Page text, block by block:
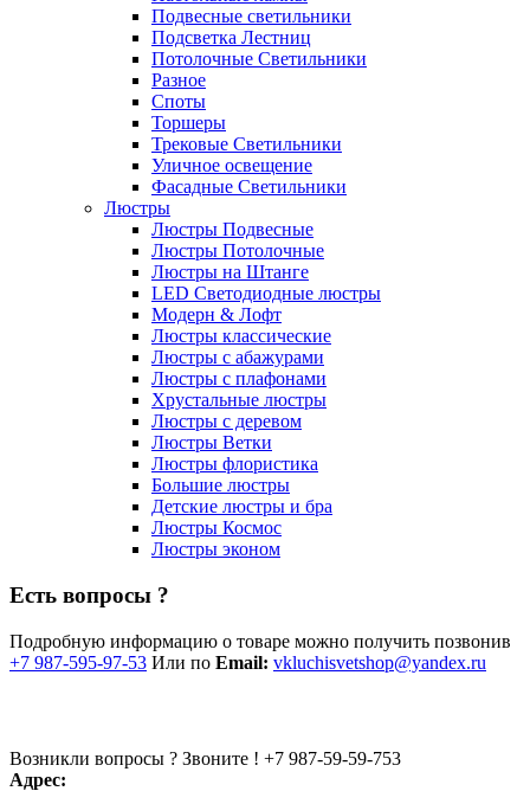
Подвесные светильники
Подсветка Лестниц
Потолочные Светильники
Разное
Споты
Торшеры
Трековые Светильники
Уличное освещение
Фасадные Светильники
Люстры
Люстры Подвесные
Люстры Потолочные
Люстры на Штанге
LED Светодиодные люстры
Модерн & Лофт
Люстры классические
Люстры с абажурами
Люстры с плафонами
Хрустальные люстры
Люстры с деревом
Люстры Ветки
Люстры флористика
Большие люстры
Детские люстры и бра
Люстры Космос
Люстры эконом
Есть вопросы ?
Подробную информацию о товаре можно получить позвонив
+7 987-595-97-53 Или по Email: vkluchisvetshop@yandex.ru
Возникли вопросы ? Звоните ! +7 987-59-59-753
Адрес: